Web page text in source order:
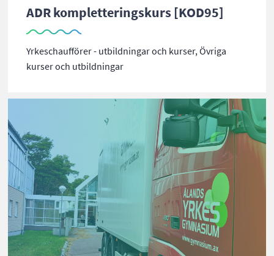
ADR kompletteringskurs [KOD95]
Yrkeschaufförer - utbildningar och kurser, Övriga
kurser och utbildningar